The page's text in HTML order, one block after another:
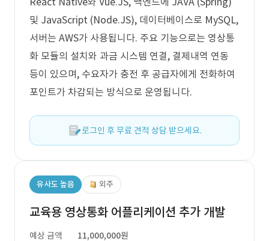
및 JavaScript (Node.JS), 데이터베이스로 MySQL,
서버는 AWS가 사용됩니다. 주요 기능으로는 영상통
화 모듈의 설치와 과금 시스템 연결, 결제내역 연동
등이 있으며, 수요자가 충전 후 공급자에게 전화하여
포인트가 차감되는 방식으로 운영됩니다.
로그인 후 무료 견적 상담 받으세요.
유사도 높음 외주
교육용 영상통화 어플리케이션 추가 개발
예상 금액 11,000,000원